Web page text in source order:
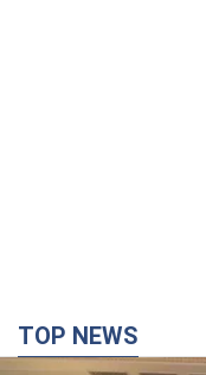
TOP NEWS